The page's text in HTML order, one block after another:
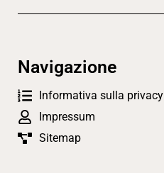
Navigazione
Informativa sulla privacy
Impressum
Sitemap